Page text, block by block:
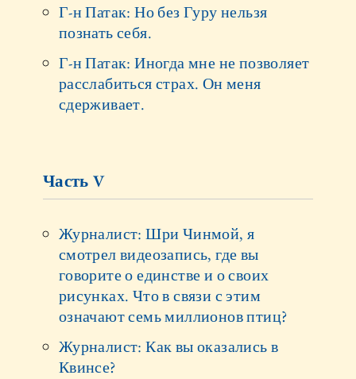
Г-н Патак: Но без Гуру нельзя
познать себя.
Г-н Патак: Иногда мне не позволяет
расслабиться страх. Он меня
сдерживает.
Часть V
Журналист: Шри Чинмой, я
смотрел видеозапись, где вы
говорите о единстве и о своих
рисунках. Что в связи с этим
означают семь миллионов птиц?
Журналист: Как вы оказались в
Квинсе?